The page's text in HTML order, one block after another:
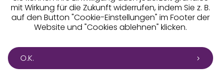
mit Wirkung für die Zukunft widerrufen, indem Sie z. B.
auf den Button "Cookie-Einstellungen" im Footer der
Website und "Cookies ablehnen" klicken.
O.K.